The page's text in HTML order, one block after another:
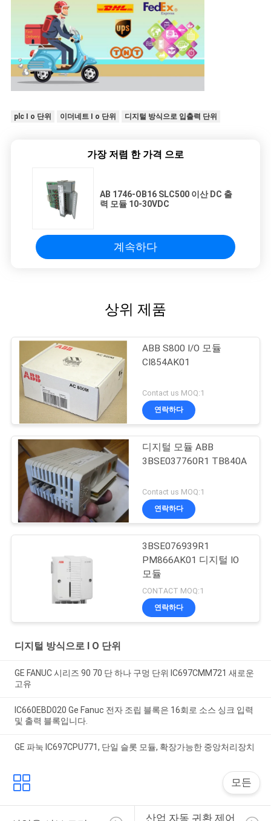
plc I o 단위 이더네트 I o 단위 디지털 방식으로 입출력 단위
가장 저렴 한 가격 으로
AB 1746-OB16 SLC500 이산 DC 출
력 모듈 10-30VDC
계속하다
상위 제품
ABB S800 I/O 모듈
CI854AK01
Contact us MOQ:1
연락하다
디지털 모듈 ABB
3BSE037760R1 TB840A
Contact us MOQ:1
연락하다
3BSE076939R1
PM866AK01 디지털 IO
모듈
CONTACT MOQ:1
연락하다
디지털 방식으로 I O 단위
GE FANUC 시리즈 90 70 단 하나 구멍 단위 IC697CMM721 새로운
고유
IC660EBD020 Ge Fanuc 전자 조립 블록은 16회로 소스 싱크 입력
및 출력 블록입니다.
GE 파눅 IC697CPU771, 단일 슬롯 모듈, 확장가능한 중앙처리장치
모든
산업 자동 귀환 제어